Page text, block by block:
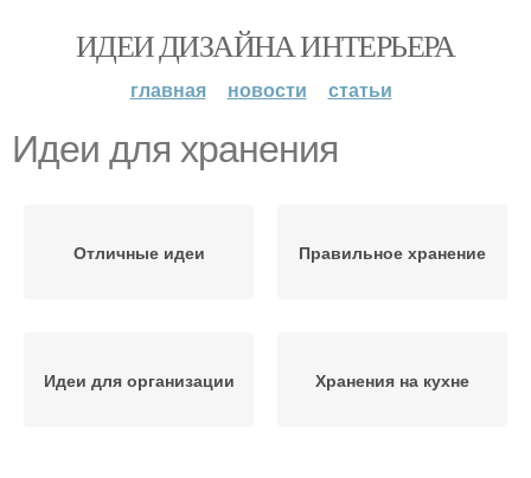
ИДЕИ ДИЗАЙНА ИНТЕРЬЕРА
главная новости статьи
Идеи для хранения
Отличные идеи Правильное хранение
Идеи для организации Хранения на кухне